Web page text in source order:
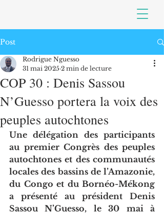
Post
COP 30 : Denis Sassou
N’Guesso portera la voix des
peuples autochtones
Rodrigue Nguesso
31 mai 2025 2 min de lecture
Une délégation des participants
au premier Congrès des peuples
autochtones et des communautés
locales des bassins de l’Amazonie,
du Congo et du Bornéo-Mékong
a présenté au président Denis
Sassou N’Guesso, le 30 mai à